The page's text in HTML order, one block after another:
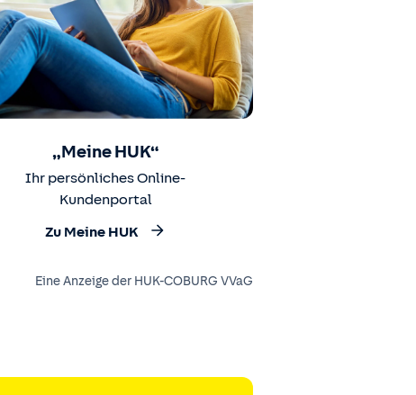
„Meine HUK“
Ihr persönliches Online-
Kundenportal
Zu Meine HUK
Eine Anzeige der HUK-COBURG VVaG